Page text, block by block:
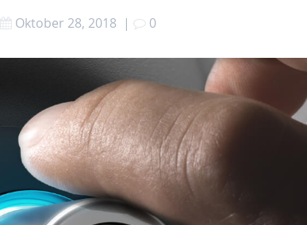
Oktober 28, 2018 | 0